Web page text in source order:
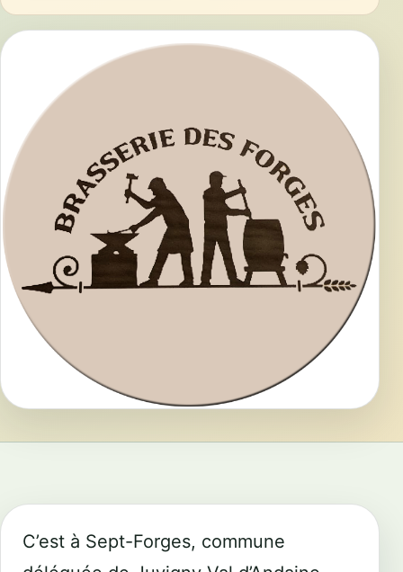
C’est à Sept-Forges, commune